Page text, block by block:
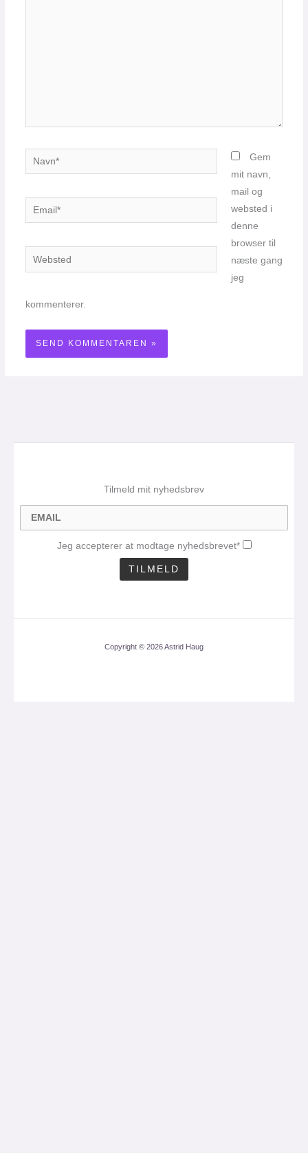
Navn*
Email*
Websted
Gem
mit navn,
mail og
websted i
denne
browser til
næste gang
jeg
kommenterer.
Tilmeld mit nyhedsbrev
Jeg accepterer at modtage nyhedsbrevet*
Copyright © 2026 Astrid Haug